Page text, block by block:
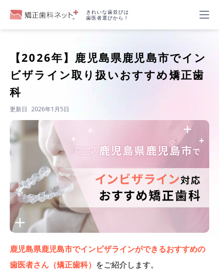
きれいな歯並びは
歯医者選びから！
【2026年】 鹿児島県鹿児島市でイン
ビザライン取り扱いおすすめ矯正歯
科
更新日 2026年1月5日
鹿児島県鹿児島市でインビザラインができるおすすめの
歯医者さん（矯正歯科） をご紹介します。